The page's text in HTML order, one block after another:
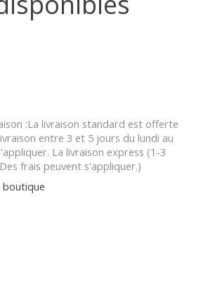
:La livraison standard est offerte
entre 3 et 5 jours du lundi au
La livraison express (1-3
frais peuvent s'appliquer.)
boutique